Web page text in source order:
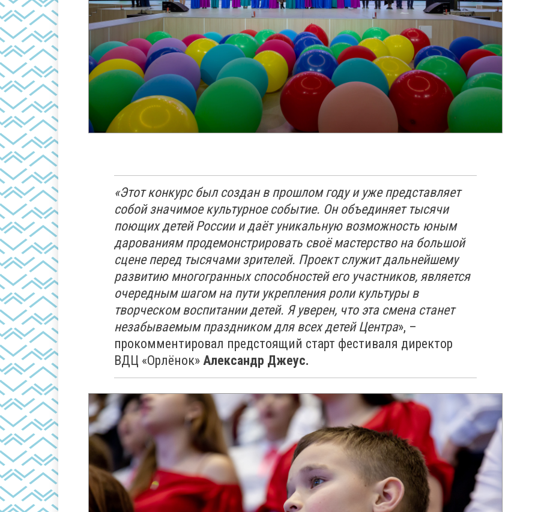
«Этот конкурс был создан в прошлом году и уже представляет
собой значимое культурное событие. Он объединяет тысячи
поющих детей России и даёт уникальную возможность юным
дарованиям продемонстрировать своё мастерство на большой
сцене перед тысячами зрителей. Проект служит дальнейшему
развитию многогранных способностей его участников, является
очередным шагом на пути укрепления роли культуры в
творческом воспитании детей. Я уверен, что эта смена станет
незабываемым праздником для всех детей Центра», –
прокомментировал предстоящий старт фестиваля директор
ВДЦ «Орлёнок» Александр Джеус.